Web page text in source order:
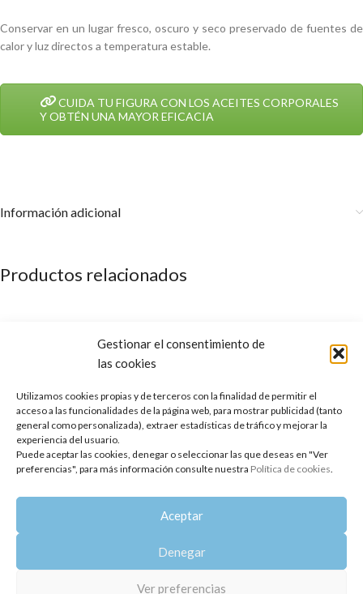
Gestionar el consentimiento de
las cookies
Utilizamos cookies propias y de terceros con la finalidad de permitir el
acceso a las funcionalidades de la página web, para mostrar publicidad (tanto
general como personalizada), extraer estadísticas de tráfico y mejorar la
experiencia del usuario.
Puede aceptar las cookies, denegar o seleccionar las que deseas en "Ver
preferencias", para más información consulte nuestra Política de cookies.
Aceptar
Denegar
Ver preferencias
Conservar en un lugar fresco, oscuro y seco preservado de fuentes de
calor y luz directos a temperatura estable.
CUIDA TU FIGURA CON LOS ACEITES CORPORALES
Y OBTÉN UNA MAYOR EFICACIA
Información adicional
Productos relacionados
21,02
Copyright 2014-2025Oshadhi España
Todos los derechos reservados.